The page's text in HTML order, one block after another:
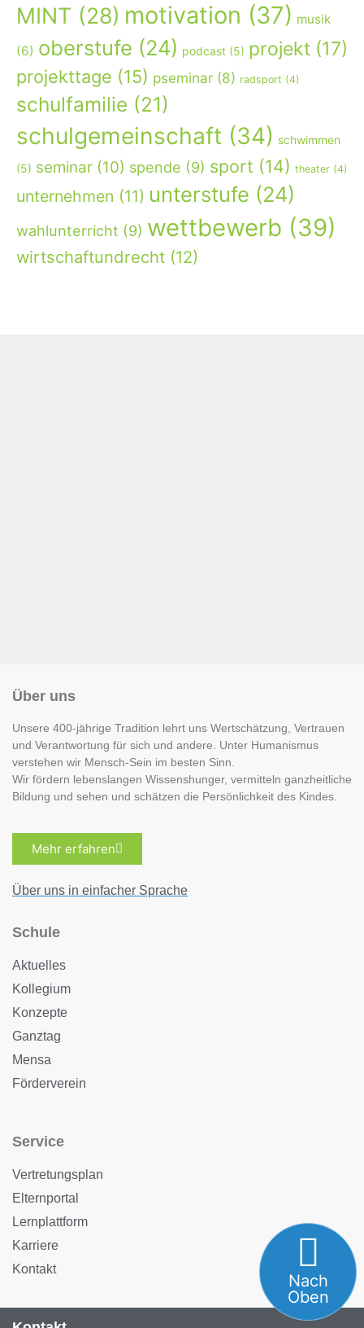
MINT (28) motivation (37) musik
(6) oberstufe (24) podcast (5) projekt (17)
projekttage (15) pseminar (8) radsport (4)
schulfamilie (21)
schulgemeinschaft (34) schwimmen
(5) seminar (10) spende (9) sport (14) theater (4)
unternehmen (11) unterstufe (24)
wahlunterricht (9) wettbewerb (39)
wirtschaftundrecht (12)
Über uns
Unsere 400-jährige Tradition lehrt uns Wertschätzung, Vertrauen
und Verantwortung für sich und andere. Unter Humanismus
verstehen wir Mensch-Sein im besten Sinn.
Wir fördern lebenslangen Wissenshunger, vermitteln ganzheitliche
Bildung und sehen und schätzen die Persönlichkeit des Kindes.
Mehr erfahren
Über uns in einfacher Sprache
Schule
Aktuelles
Kollegium
Konzepte
Ganztag
Mensa
Förderverein
Service
Vertretungsplan
Elternportal
Lernplattform
Karriere
Kontakt
Nach
Oben